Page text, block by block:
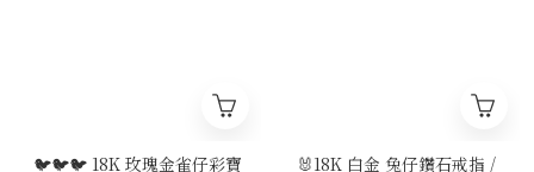
🐦🐦🐦 18K 玫瑰金雀仔彩寶
🐰18K 白金 兔仔鑽石戒指 /